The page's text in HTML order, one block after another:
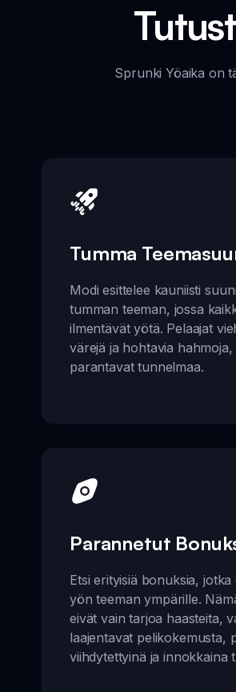
Sprunki Yöaika on
Tumma
Modi esittelee kauniisti
tumman teeman, jossa
ilmentävät yötä. Pelaajat
värejä ja hohtavia hahmoja,
parantavat tunnelmaa.
Parannetut
Etsi erityisiä bonuksia,
yön teeman ympärille.
eivät vain tarjoa haasteita,
laajentavat pelikokemusta,
viihdytettyinä ja innokkaina